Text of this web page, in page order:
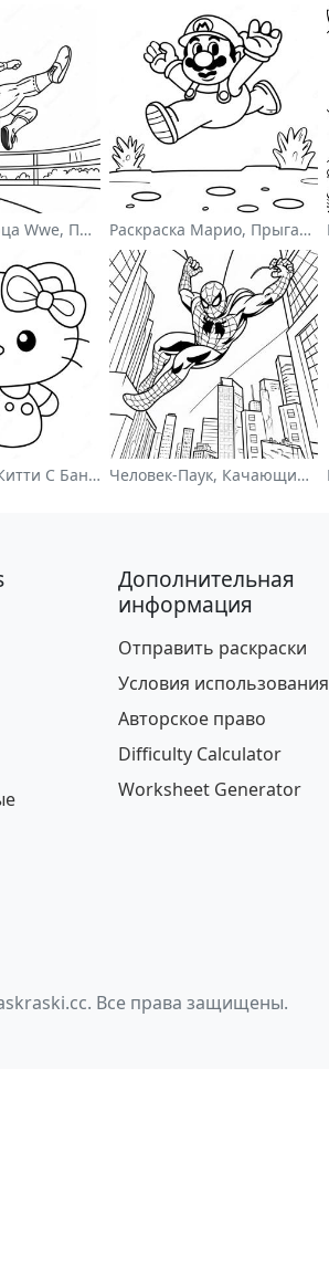
Раскраска Борца Wwe, Прыгающего На Соперника Раскраска Марио, Прыгающего Через Гумбасов
Милая Хелло Китти С Бантиком - Раскраска Человек-Паук, Качающийся По Городу - Раскраска
Дополнительная
информация
Отправить раскраски
Условия использования
Авторское право
Difficulty Calculator
Worksheet Generator
Все права защищены.